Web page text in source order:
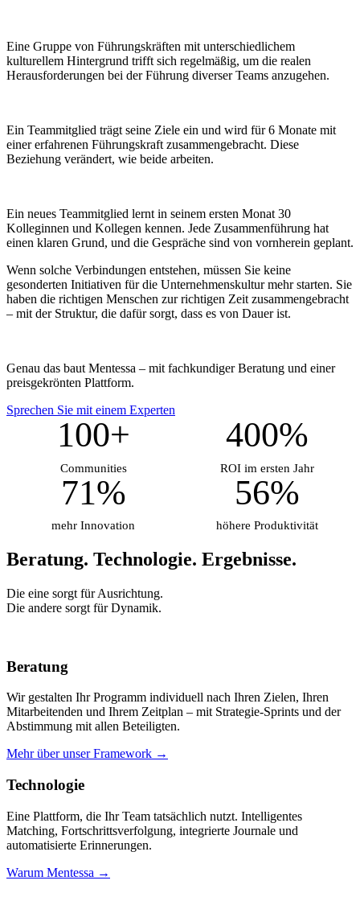
Eine Gruppe von Führungskräften mit unterschiedlichem
kulturellem Hintergrund trifft sich regelmäßig, um die realen
Herausforderungen bei der Führung diverser Teams anzugehen.
Ein Teammitglied trägt seine Ziele ein und wird für 6 Monate mit
einer erfahrenen Führungskraft zusammengebracht. Diese
Beziehung verändert, wie beide arbeiten.
Ein neues Teammitglied lernt in seinem ersten Monat 30
Kolleginnen und Kollegen kennen. Jede Zusammenführung hat
einen klaren Grund, und die Gespräche sind von vornherein geplant.
Wenn solche Verbindungen entstehen, müssen Sie keine
gesonderten Initiativen für die Unternehmenskultur mehr starten. Sie
haben die richtigen Menschen zur richtigen Zeit zusammengebracht
– mit der Struktur, die dafür sorgt, dass es von Dauer ist.
Genau das baut Mentessa – mit fachkundiger Beratung und einer
preisgekrönten Plattform.
Sprechen Sie mit einem Experten
100+
Communities
400%
ROI im ersten Jahr
71%
mehr Innovation
56%
höhere Produktivität
Beratung. Technologie. Ergebnisse.
Die eine sorgt für Ausrichtung.
Die andere sorgt für Dynamik.
Beratung
Wir gestalten Ihr Programm individuell nach Ihren Zielen, Ihren
Mitarbeitenden und Ihrem Zeitplan – mit Strategie-Sprints und der
Abstimmung mit allen Beteiligten.
Mehr über unser Framework →
Technologie
Eine Plattform, die Ihr Team tatsächlich nutzt. Intelligentes
Matching, Fortschrittsverfolgung, integrierte Journale und
automatisierte Erinnerungen.
Warum Mentessa →